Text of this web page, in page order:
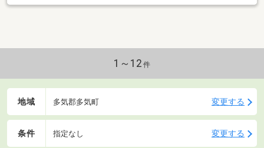
1～12 件
地域 多気郡多気町 変更する
条件 指定なし 変更する